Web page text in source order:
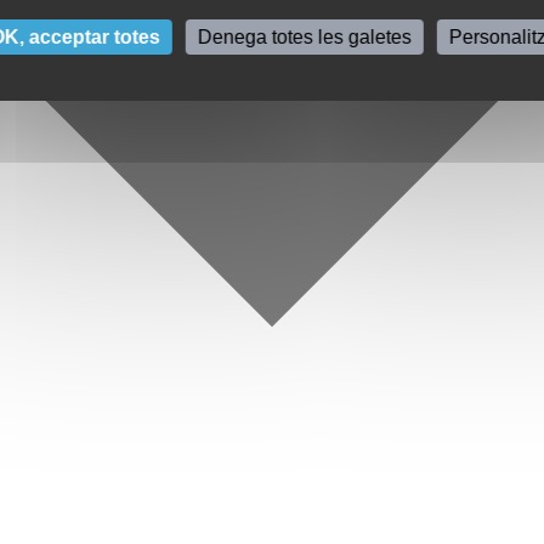
acceptar totes Denega totes les galetes